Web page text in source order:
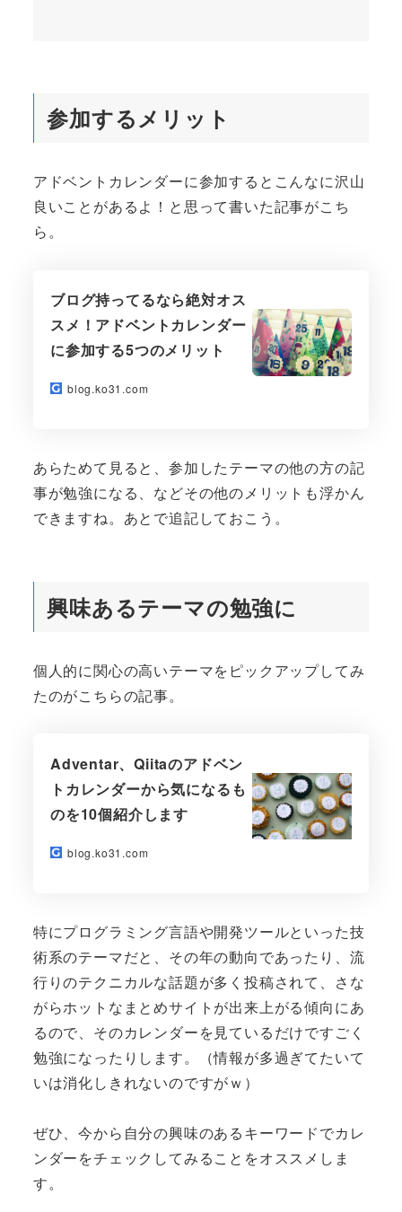
参加するメリット
アドベントカレンダーに参加するとこんなに沢山
良いことがあるよ！と思って書いた記事がこち
ら。
ブログ持ってるなら絶対オス
スメ！アドベントカレンダー
に参加する5つのメリット
blog.ko31.com
あらためて見ると、参加したテーマの他の方の記
事が勉強になる、などその他のメリットも浮かん
できますね。あとで追記しておこう。
興味あるテーマの勉強に
個人的に関心の高いテーマをピックアップしてみ
たのがこちらの記事。
Adventar、Qiitaのアドベン
トカレンダーから気になるも
のを10個紹介します
blog.ko31.com
特にプログラミング言語や開発ツールといった技
術系のテーマだと、その年の動向であったり、流
行りのテクニカルな話題が多く投稿されて、さな
がらホットなまとめサイトが出来上がる傾向にあ
るので、そのカレンダーを見ているだけですごく
勉強になったりします。（情報が多過ぎてたいて
いは消化しきれないのですがｗ）
ぜひ、今から自分の興味のあるキーワードでカレ
ンダーをチェックしてみることをオススメしま
す。